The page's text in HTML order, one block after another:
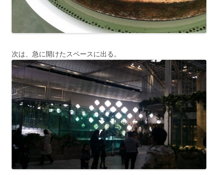
次は、急に開けたスペースに出る。